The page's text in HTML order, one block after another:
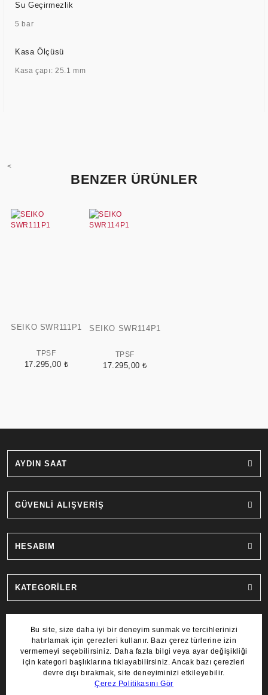
Su Geçirmezlik
5 bar
Kasa Ölçüsü
Kasa çapı: 25.1 mm
<
BENZER ÜRÜNLER
SEIKO SWR111P1
TPSF
17.295,00 ₺
SEIKO SWR114P1
TPSF
17.295,00 ₺
AYDIN SAAT
GÜVENLİ ALIŞVERİŞ
HESABIM
KATEGORİLER
MARKALAR